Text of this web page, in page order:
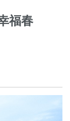
福春